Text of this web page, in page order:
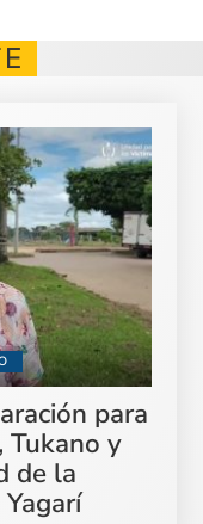
para
Tukano y
de la